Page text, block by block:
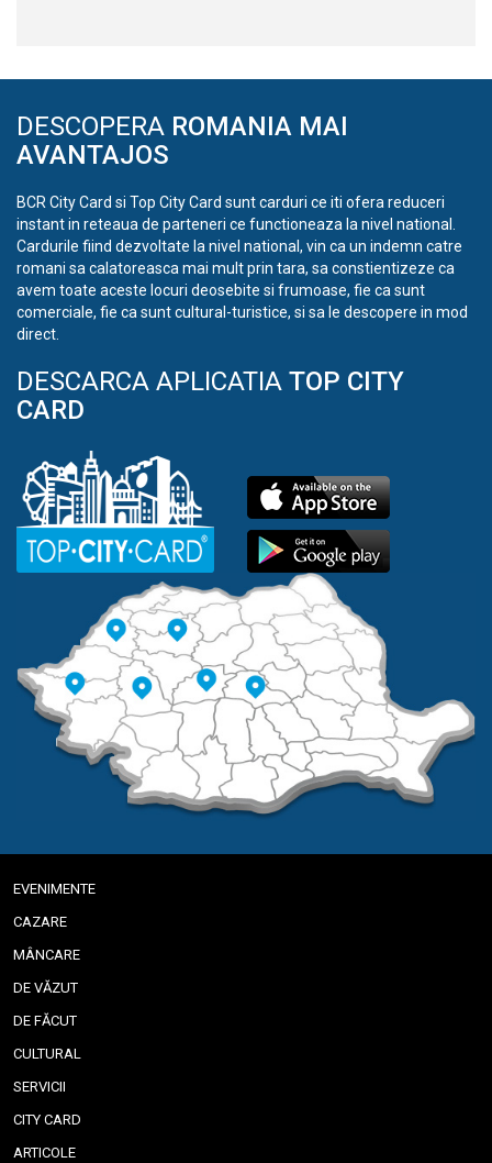
DESCOPERA ROMANIA MAI
AVANTAJOS
BCR City Card si Top City Card sunt carduri ce iti ofera reduceri
instant in reteaua de parteneri ce functioneaza la nivel national.
Cardurile fiind dezvoltate la nivel national, vin ca un indemn catre
romani sa calatoreasca mai mult prin tara, sa constientizeze ca
avem toate aceste locuri deosebite si frumoase, fie ca sunt
comerciale, fie ca sunt cultural-turistice, si sa le descopere in mod
direct.
DESCARCA APLICATIA TOP CITY
CARD
EVENIMENTE
CAZARE
MÂNCARE
DE VĂZUT
DE FĂCUT
CULTURAL
SERVICII
CITY CARD
ARTICOLE